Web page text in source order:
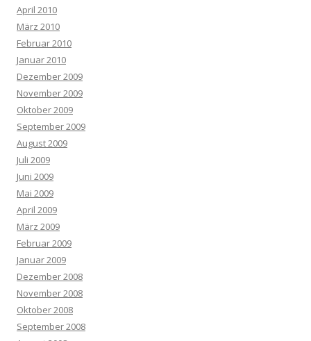
April 2010
März 2010
Februar 2010
Januar 2010
Dezember 2009
November 2009
Oktober 2009
September 2009
August 2009
Juli 2009
Juni 2009
Mai 2009
April 2009
März 2009
Februar 2009
Januar 2009
Dezember 2008
November 2008
Oktober 2008
September 2008